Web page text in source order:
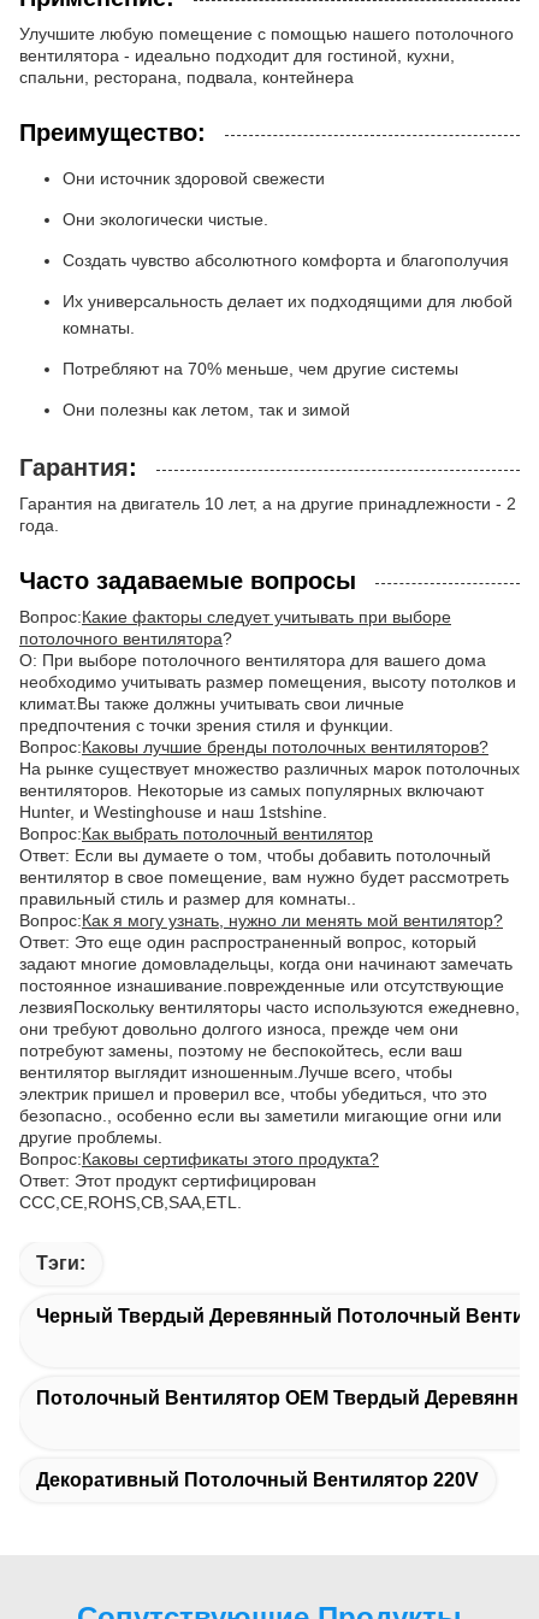
Улучшите любую помещение с помощью нашего потолочного
вентилятора - идеально подходит для гостиной, кухни,
спальни, ресторана, подвала, контейнера
Преимущество:
Они источник здоровой свежести
Они экологически чистые.
Создать чувство абсолютного комфорта и благополучия
Их универсальность делает их подходящими для любой
комнаты.
Потребляют на 70% меньше, чем другие системы
Они полезны как летом, так и зимой
Гарантия:
Гарантия на двигатель 10 лет, а на другие принадлежности - 2
года.
Часто задаваемые вопросы
Вопрос:Какие факторы следует учитывать при выборе
потолочного вентилятора?
О: При выборе потолочного вентилятора для вашего дома
необходимо учитывать размер помещения, высоту потолков и
климат.Вы также должны учитывать свои личные
предпочтения с точки зрения стиля и функции.
Вопрос:Каковы лучшие бренды потолочных вентиляторов?
На рынке существует множество различных марок потолочных
вентиляторов. Некоторые из самых популярных включают
Hunter, и Westinghouse и наш 1stshine.
Вопрос:Как выбрать потолочный вентилятор
Ответ: Если вы думаете о том, чтобы добавить потолочный
вентилятор в свое помещение, вам нужно будет рассмотреть
правильный стиль и размер для комнаты..
Вопрос:Как я могу узнать, нужно ли менять мой вентилятор?
Ответ: Это еще один распространенный вопрос, который
задают многие домовладельцы, когда они начинают замечать
постоянное изнашивание.поврежденные или отсутствующие
лезвияПоскольку вентиляторы часто используются ежедневно,
они требуют довольно долгого износа, прежде чем они
потребуют замены, поэтому не беспокойтесь, если ваш
вентилятор выглядит изношенным.Лучше всего, чтобы
электрик пришел и проверил все, чтобы убедиться, что это
безопасно., особенно если вы заметили мигающие огни или
другие проблемы.
Вопрос:Каковы сертификаты этого продукта?
Ответ: Этот продукт сертифицирован
CCC,CE,ROHS,CB,SAA,ETL.
Тэги:
Черный Твердый Деревянный Потолочный
Потолочный Вентилятор OEM Твердый
Декоративный Потолочный Вентилятор 220V